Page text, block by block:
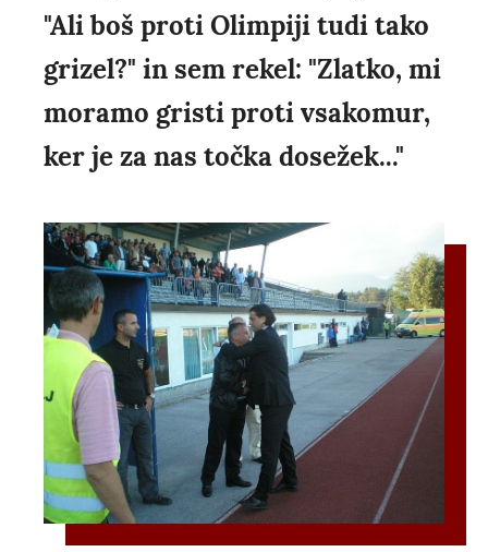
"Ali boš proti Olimpiji tudi tako
grizel?" in sem rekel: "Zlatko, mi
moramo gristi proti vsakomur,
ker je za nas točka dosežek..."